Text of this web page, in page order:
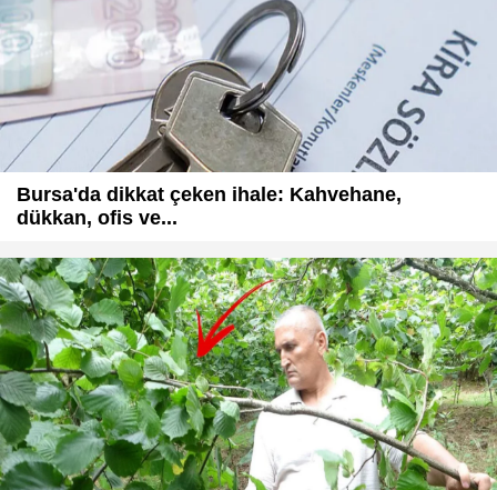
Bursa'da dikkat çeken ihale: Kahvehane,
dükkan, ofis ve...